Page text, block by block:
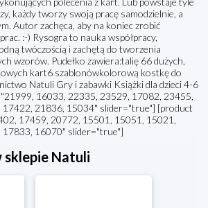
każdy tworzy swoją pracę samodzielnie, a
Autor zachęca, aby na koniec zrobić
:-) Rysogra to nauka współpracy,
twóczością i zachętą do tworzenia
wzorów. Pudełko zawiera:talię 66 dużych,
kart6 szablonówkolorową kostkę do
Natuli Gry i zabawki Książki dla dzieci 4-6
16033, 22335, 23529, 17082, 23455,
21836, 15034" slider="true"] [product
17459, 20772, 15501, 15051, 15021,
16070" slider="true"]
sklepie Natuli